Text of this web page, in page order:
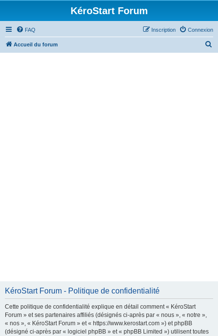
KéroStart Forum
FAQ Connexion
Inscription
Accueil du forum
KéroStart Forum - Politique de confidentialité
Cette politique de confidentialité explique en détail comment « KéroStart
Forum » et ses partenaires affiliés (désignés ci-après par « nous », « notre »,
« nos », « KéroStart Forum » et « https://www.kerostart.com ») et phpBB
(désigné ci-après par « logiciel phpBB » et « phpBB Limited ») utilisent toutes